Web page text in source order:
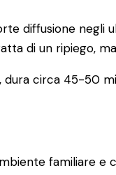
diffusione
di un ripiego,
dura circa 45-50
familiare e